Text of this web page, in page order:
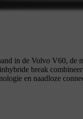
in de Volvo V60,
break
en naadloze